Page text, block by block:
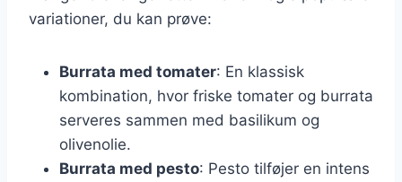
variationer, du kan prøve:
Burrata med tomater: En klassisk
kombination, hvor friske tomater og burrata
serveres sammen med basilikum og
olivenolie.
Burrata med pesto: Pesto tilføjer en intens